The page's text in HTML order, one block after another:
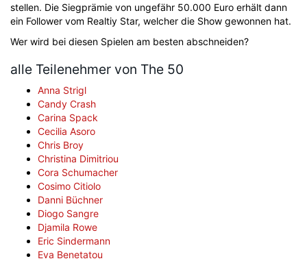
stellen. Die Siegprämie von ungefähr 50.000 Euro erhält dann
ein Follower vom Realtiy Star, welcher die Show gewonnen hat.
Wer wird bei diesen Spielen am besten abschneiden?
alle Teilenehmer von The 50
Anna Strigl
Candy Crash
Carina Spack
Cecilia Asoro
Chris Broy
Christina Dimitriou
Cora Schumacher
Cosimo Citiolo
Danni Büchner
Diogo Sangre
Djamila Rowe
Eric Sindermann
Eva Benetatou